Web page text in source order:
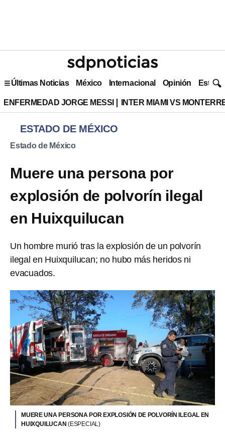
Últimas Noticias México Internacional Opinión Estilo
ENFERMEDAD JORGE MESSI INTER MIAMI VS
ESTADO DE MÉXICO
Estado de México
Muere una persona por
explosión de polvorín ilegal
en Huixquilucan
Un hombre murió tras la explosión de un polvorín
ilegal en Huixquilucan; no hubo más heridos ni
evacuados.
MUERE UNA PERSONA POR EXPLOSIÓN DE POLVORÍN ILEGAL EN
HUIXQUILUCAN(ESPECIAL)